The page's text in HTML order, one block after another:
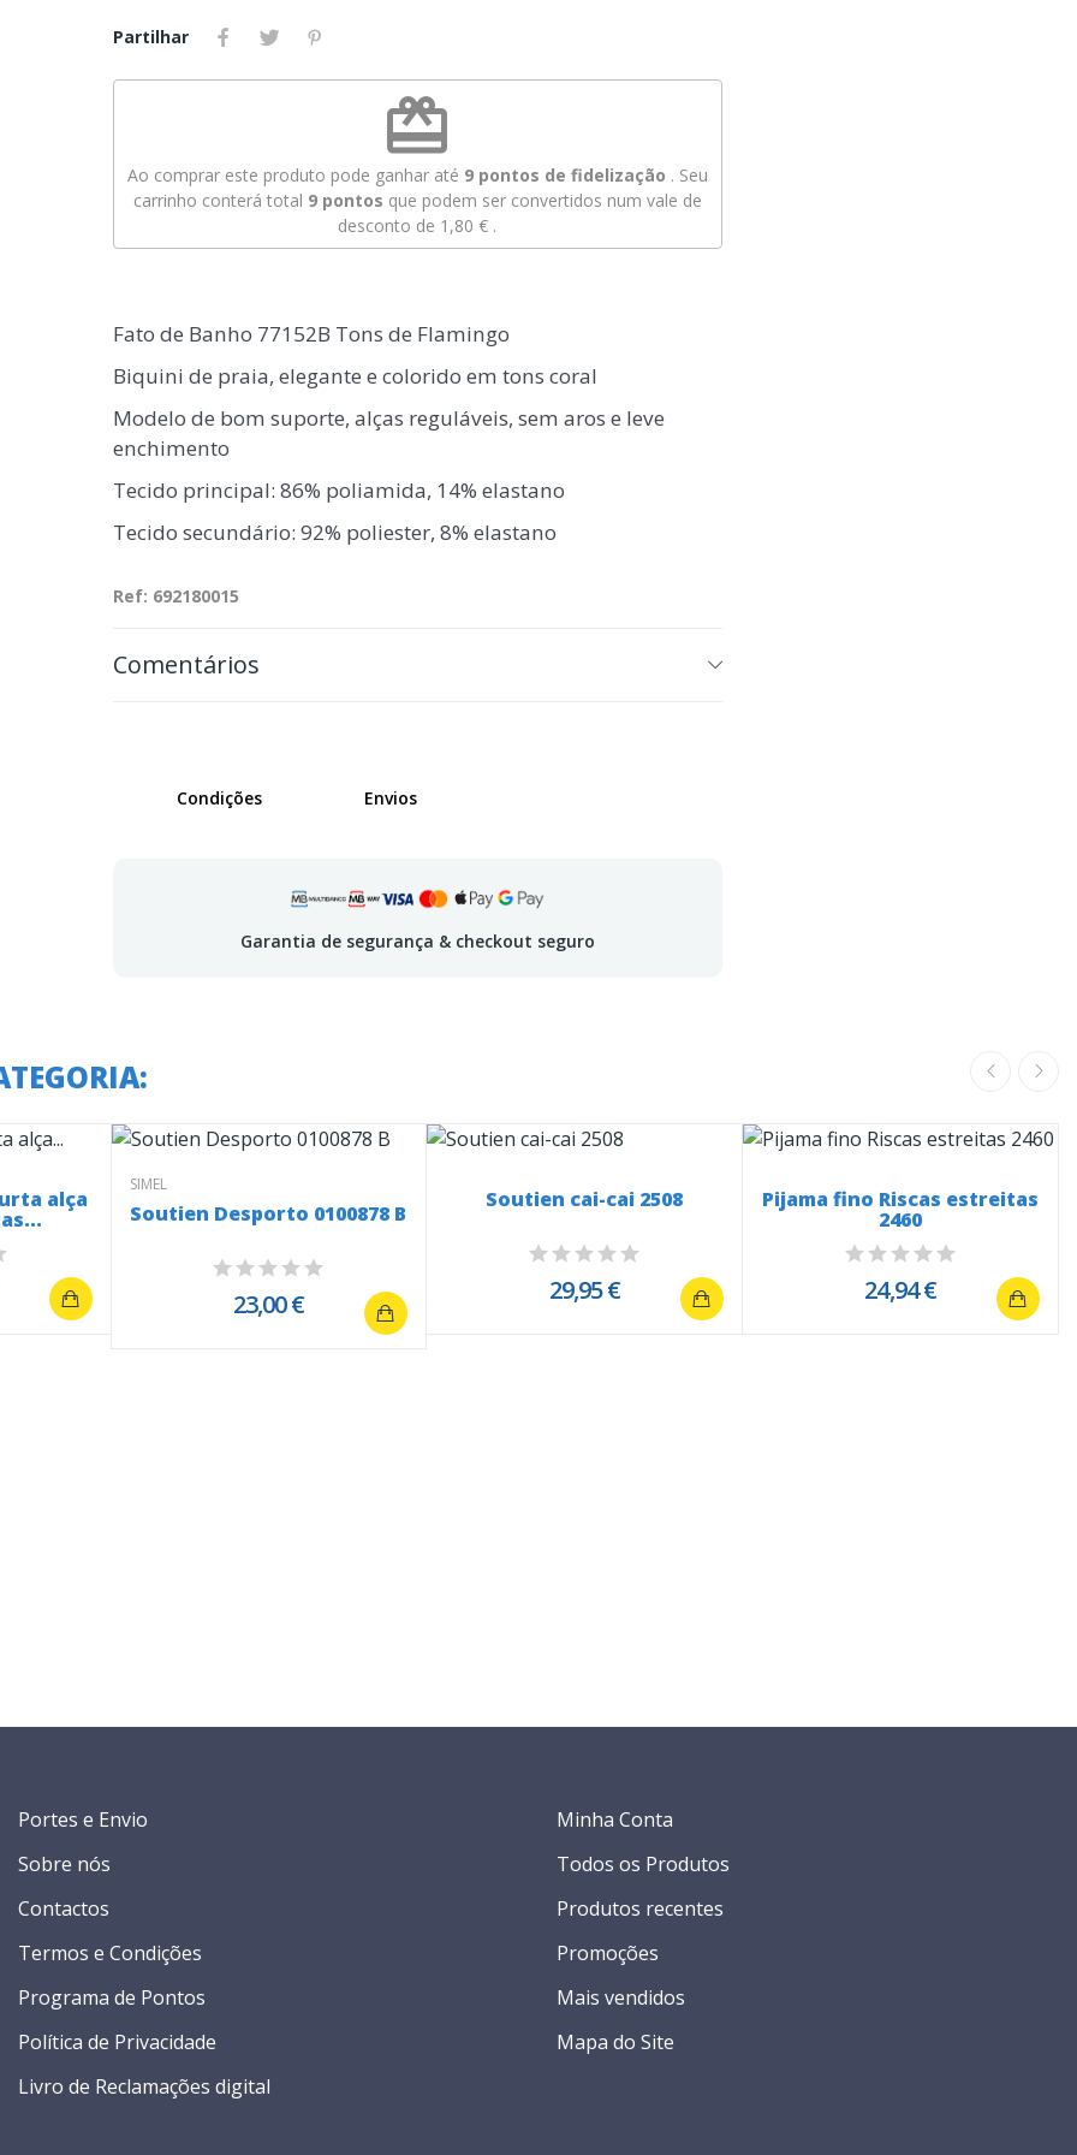
Partilhar
redeem
Ao comprar este produto pode ganhar até 9pontos de fidelização . Seu
carrinho conterá total 9pontos que podem ser convertidos num vale de
desconto de 1,80 € .
Fato de Banho 77152B Tons de Flamingo
Biquini de praia, elegante e colorido em tons coral
Modelo de bom suporte, alças reguláveis, sem aros e leve
enchimento
Tecido principal: 86% poliamida, 14% elastano
Tecido secundário: 92% poliester, 8% elastano
Ref: 692180015
Comentários
Condições Envios
Garantia de segurança & checkout seguro
alça
SIMEL
Soutien Desporto 0100878 B
23,00 €
Soutien cai-cai 2508
29,95 €
Pijama fino Riscas estreitas
2460
24,94 €
Portes e Envio
Sobre nós
Contactos
Termos e Condições
Programa de Pontos
Política de Privacidade
Livro de Reclamações digital
Minha Conta
Todos os Produtos
Produtos recentes
Promoções
Mais vendidos
Mapa do Site